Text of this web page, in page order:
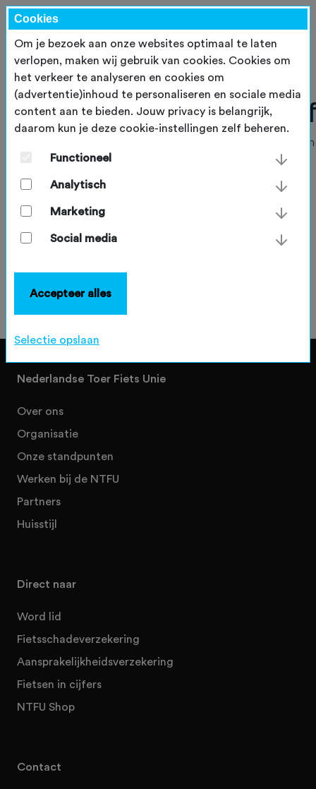
Nederlandse Toer Fiets Unie
Over ons
Organisatie
Onze standpunten
Werken bij de NTFU
Partners
Huisstijl
Direct naar
Word lid
Fietsschadeverzekering
Aansprakelijkheidsverzekering
Fietsen in cijfers
NTFU Shop
Contact
Cookies
Om je bezoek aan onze websites optimaal te laten
verlopen, maken wij gebruik van cookies. Cookies om
het verkeer te analyseren en cookies om
(advertentie)inhoud te personaliseren en sociale media
content aan te bieden. Jouw privacy is belangrijk,
daarom kun je deze cookie-instellingen zelf beheren.
Functioneel
Analytisch
Marketing
Social media
Accepteer alles
Selectie opslaan